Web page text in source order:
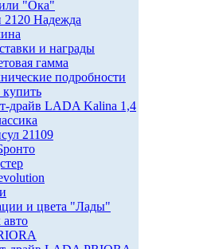
"Ока"
Надежда
и награды
гамма
подробности
купить
драйв LADA Kalina 1,4
21109
и цвета "Лады"